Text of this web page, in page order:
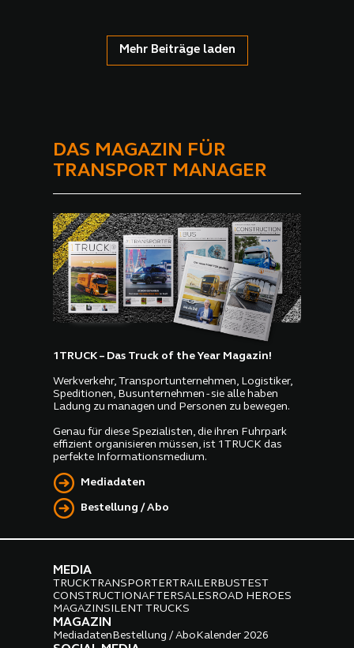
Mehr Beiträge laden
DAS MAGAZIN FÜR
TRANSPORT MANAGER
1TRUCK – Das Truck of the Year Magazin!
Werkverkehr, Transportunternehmen, Logistiker,
Speditionen, Busunternehmen - sie alle haben
Ladung zu managen und Personen zu bewegen.
Genau für diese Spezialisten, die ihren Fuhrpark
effizient organisieren müssen, ist 1TRUCK das
perfekte Informationsmedium.
Mediadaten
Bestellung / Abo
MEDIA
TRUCKTRANSPORTERTRAILERBUSTEST
CONSTRUCTIONAFTERSALESROAD HEROES
MAGAZINSILENT TRUCKS
MAGAZIN
MediadatenBestellung / AboKalender 2026